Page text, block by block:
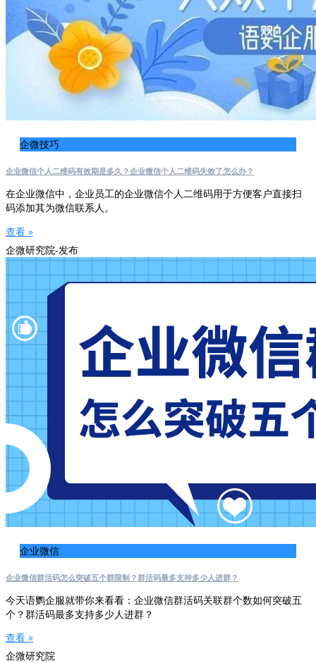
企微技巧
企业微信个人二维码有效期是多久？企业微信个人二维码失效了怎么办？
在企业微信中，企业员工的企业微信个人二维码用于方便客户直接扫
码添加其为微信联系人。
查看 »
企微研究院-发布
企业微信
企业微信群活码怎么突破五个群限制？群活码最多支持多少人进群？
今天语鹦企服就带你来看看：企业微信群活码关联群个数如何突破五
个？群活码最多支持多少人进群？
查看 »
企微研究院